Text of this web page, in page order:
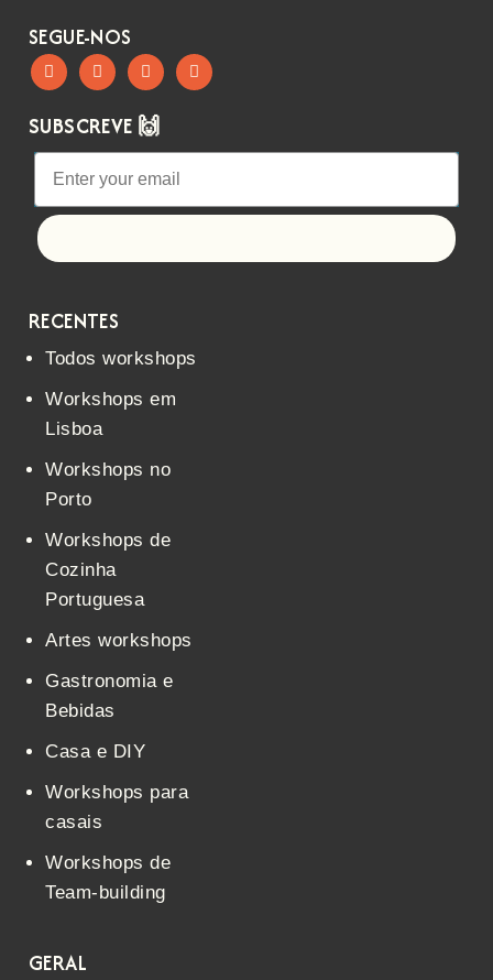
SEGUE-NOS
SUBSCREVE 🙌
RECENTES
Todos workshops
Workshops em
Lisboa
Workshops no
Porto
Workshops de
Cozinha
Portuguesa
Artes workshops
Gastronomia e
Bebidas
Casa e DIY
Workshops para
casais
Workshops de
Team-building
GERAL